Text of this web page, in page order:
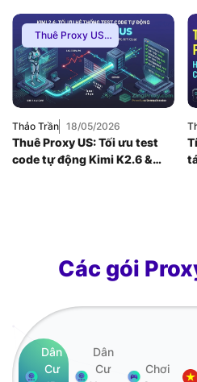
Thuê Proxy US,
Hướng Dẫn,Kiến
Thức Proxy ,Mạng
Internnet,Proxy
SOCKS5,Thuê
Proxy Nước Ngoài
Thảo Trần 18/05/2026
Thuê Proxy US: Tối ưu test
code tự động Kimi K2.6 &
Các gói
Dân
Cư
Dân
Cư
Chơi